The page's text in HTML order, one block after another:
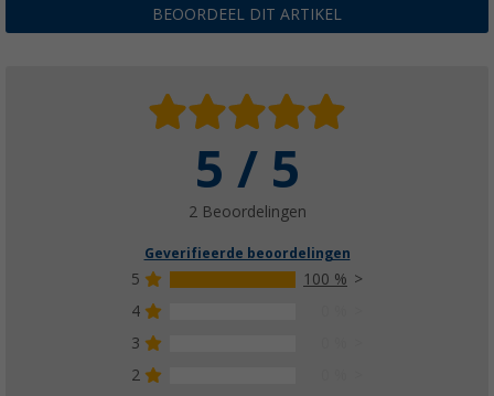
BEOORDEEL DIT ARTIKEL
5 / 5
2 Beoordelingen
Geverifieerde beoordelingen
5
100 %
4
3
2